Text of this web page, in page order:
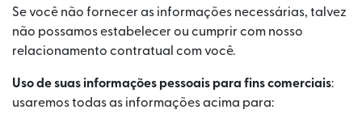
Se você não fornecer as informações necessárias, talvez
não possamos estabelecer ou cumprir com nosso
relacionamento contratual com você.
Uso de suas informações pessoais para fins comerciais:
usaremos todas as informações acima para: